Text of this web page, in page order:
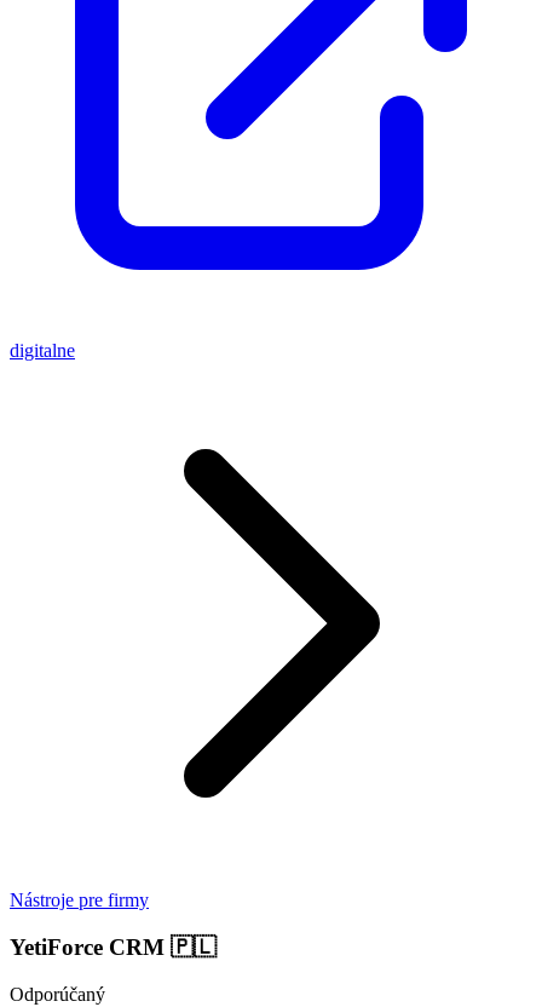
digitalne
Nástroje pre firmy
YetiForce CRM 🇵🇱
Odporúčaný